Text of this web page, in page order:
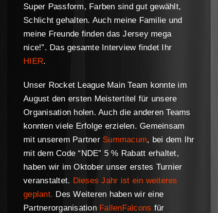
Super Passform, Farben sind gut gewählt,
Schlicht gehalten. Auch meine Familie und
meine Freunde finden das Jersey mega
nice!”. Das gesamte Interview findet Ihr
HIER.
Unser Rocket League Main Team konnte im
August den ersten Meistertitel für unsere
Organisation holen. Auch die anderen Teams
konnten viele Erfolge erzielen. Gemeinsam
mit unserem Partner Summacum, bei dem Ihr
mit dem Code “NDE” 5 % Rabatt erhaltet,
haben wir im Oktober unser erstes Turnier
veranstaltet. Dieses Jahr ist ein weiteres
geplant. Des Weiteren haben wir eine
Partnerorganisation FallenFalcons für